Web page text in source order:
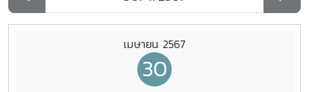
เมษายน 2567
30